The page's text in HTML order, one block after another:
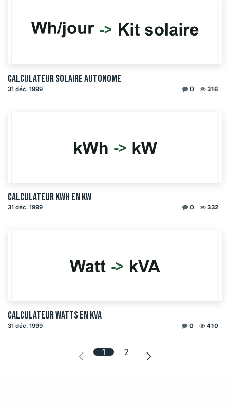
Calculateur solaire autonome
31 déc. 1999 0 316
Calculateur kWh en kW
31 déc. 1999 0 332
Calculateur watts en kVA
31 déc. 1999 0 410
1 2